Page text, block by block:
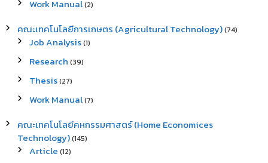
Work Manual(2)
คณะเทคโนโลยีการเกษตร (Agricultural Technology)(74)
Job Analysis(1)
Research (39)
Thesis(27)
Work Manual(7)
คณะเทคโนโลยีคหกรรมศาสตร์ (Home Economices
Technology)(145)
Article (12)